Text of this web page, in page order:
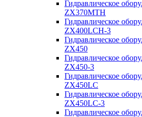
Гидравлическое
ZX370MTH
Гидравлическое
ZX400LCH-3
Гидравлическое
ZX450
Гидравлическое
ZX450-3
Гидравлическое
ZX450LC
Гидравлическое
ZX450LC-3
Гидравлическое